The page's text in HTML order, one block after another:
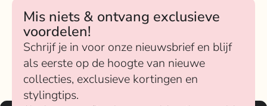
Mis niets & ontvang exclusieve
voordelen!
Schrijf je in voor onze nieuwsbrief en blijf
als eerste op de hoogte van nieuwe
collecties, exclusieve kortingen en
stylingtips.